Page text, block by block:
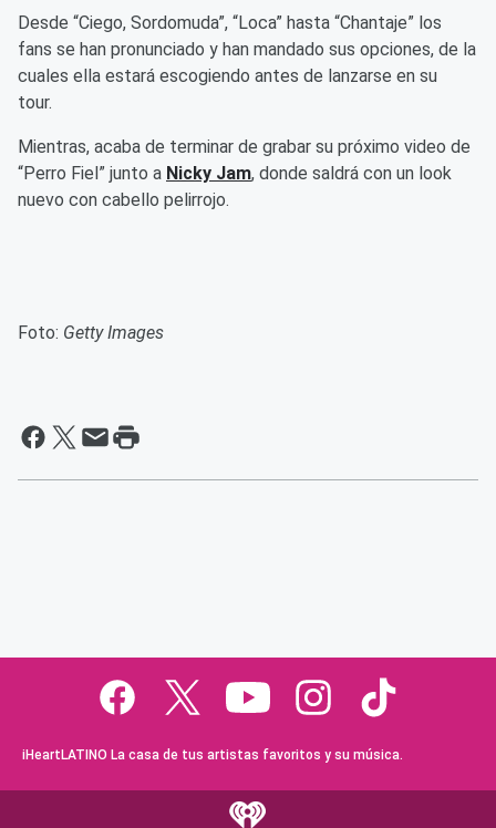
Desde “Ciego, Sordomuda”, “Loca” hasta “Chantaje” los
fans se han pronunciado y han mandado sus opciones, de la
cuales ella estará escogiendo antes de lanzarse en su
tour.
Mientras, acaba de terminar de grabar su próximo video de
“Perro Fiel” junto a Nicky Jam, donde saldrá con un look
nuevo con cabello pelirrojo.
Foto: Getty Images
iHeartLATINO La casa de tus artistas favoritos y su música.